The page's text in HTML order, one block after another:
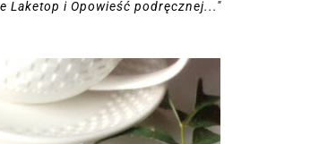
Laketop i Opowieść podręcznej..."